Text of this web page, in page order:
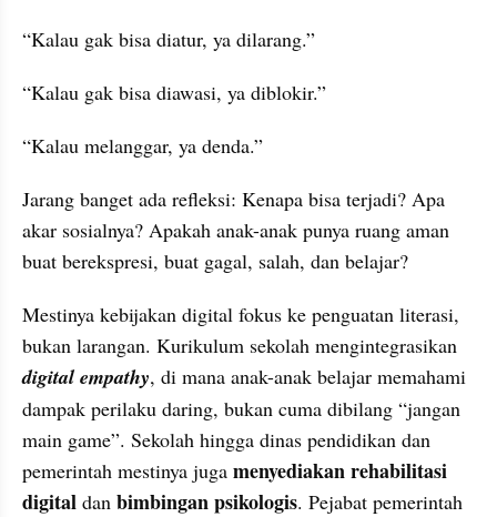
“Kalau gak bisa diatur, ya dilarang.”
“Kalau gak bisa diawasi, ya diblokir.”
“Kalau melanggar, ya denda.”
Jarang banget ada refleksi: Kenapa bisa terjadi? Apa
akar sosialnya? Apakah anak-anak punya ruang aman
buat berekspresi, buat gagal, salah, dan belajar?
Mestinya kebijakan digital fokus ke penguatan literasi,
digital empathy, di mana anak-anak belajar memahami
dampak perilaku daring, bukan cuma dibilang “jangan
main game”. Sekolah hingga dinas pendidikan dan
pemerintah mestinya juga menyediakan rehabilitasi
digital dan bimbingan psikologis. Pejabat pemerintah